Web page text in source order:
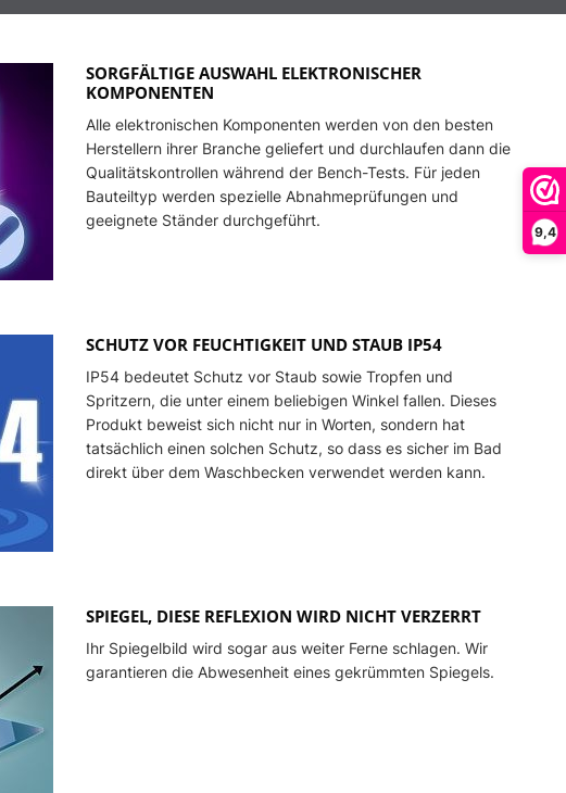
9,4
Smar Panel
SORGFÄLTIGE AUSWAHL ELEKTRONISCHER
KOMPONENTEN
Alle elektronischen Komponenten werden von den besten
Herstellern ihrer Branche geliefert und durchlaufen dann die
Qualitätskontrollen während der Bench-Tests. Für jeden
Bauteiltyp werden spezielle Abnahmeprüfungen und
geeignete Ständer durchgeführt.
SCHUTZ VOR FEUCHTIGKEIT UND STAUB IP54
IP54 bedeutet Schutz vor Staub sowie Tropfen und
Spritzern, die unter einem beliebigen Winkel fallen. Dieses
Produkt beweist sich nicht nur in Worten, sondern hat
tatsächlich einen solchen Schutz, so dass es sicher im Bad
direkt über dem Waschbecken verwendet werden kann.
SPIEGEL, DIESE REFLEXION WIRD NICHT VERZERRT
Ihr Spiegelbild wird sogar aus weiter Ferne schlagen. Wir
garantieren die Abwesenheit eines gekrümmten Spiegels.